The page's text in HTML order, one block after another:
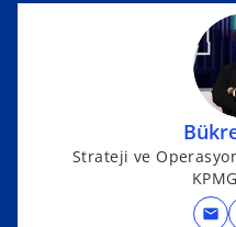
Strateji ve
mail